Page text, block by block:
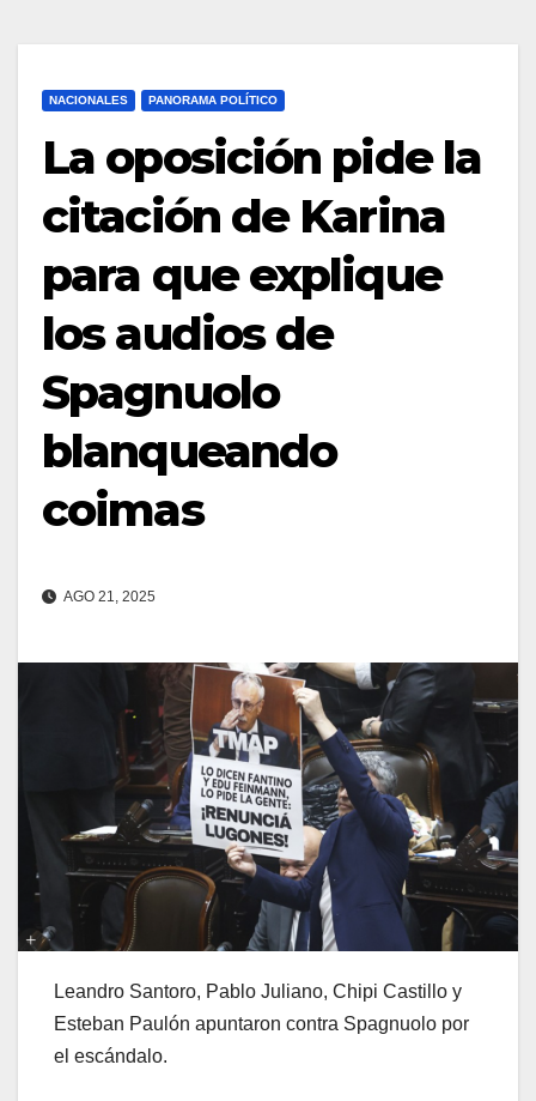
NACIONALES PANORAMA POLÍTICO
La oposición pide la
citación de Karina
para que explique
los audios de
Spagnuolo
blanqueando
coimas
AGO 21, 2025
Leandro Santoro, Pablo Juliano, Chipi Castillo y
Esteban Paulón apuntaron contra Spagnuolo por
el escándalo.